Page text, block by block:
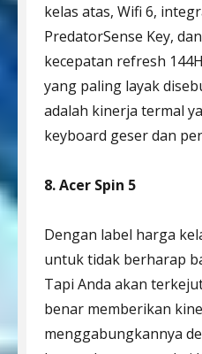
kelas atas, Wifi 6,
PredatorSense Key,
kecepatan refresh
yang paling layak
adalah kinerja termal
keyboard geser dan
8. Acer Spin 5
Dengan label harga
untuk tidak berharap
Tapi Anda akan
benar memberikan
menggabungkannya